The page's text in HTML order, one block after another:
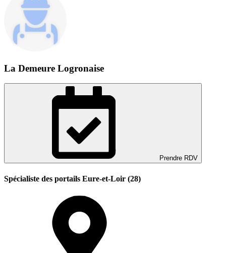
La Demeure Logronaise
Prendre RDV
Spécialiste des portails Eure-et-Loir (28)